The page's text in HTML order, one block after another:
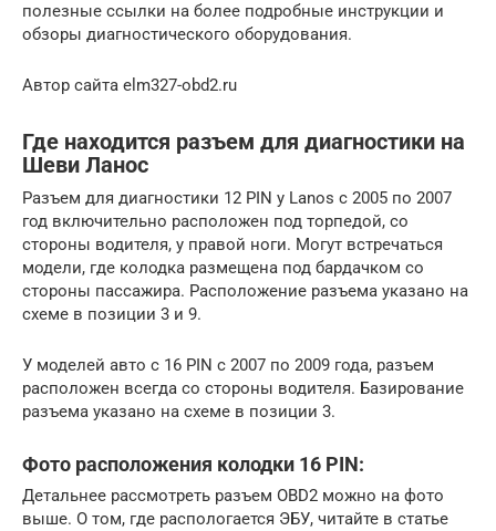
полезные ссылки на более подробные инструкции и
обзоры диагностического оборудования.
Автор сайта elm327-obd2.ru
Где находится разъем для диагностики на
Шеви Ланос
Разъем для диагностики 12 PIN у Lanos с 2005 по 2007
год включительно расположен под торпедой, со
стороны водителя, у правой ноги. Могут встречаться
модели, где колодка размещена под бардачком со
стороны пассажира. Расположение разъема указано на
схеме в позиции 3 и 9.
У моделей авто с 16 PIN с 2007 по 2009 года, разъем
расположен всегда со стороны водителя. Базирование
разъема указано на схеме в позиции 3.
Фото расположения колодки 16 PIN:
Детальнее рассмотреть разъем OBD2 можно на фото
выше. О том, где распологается ЭБУ, читайте в статье